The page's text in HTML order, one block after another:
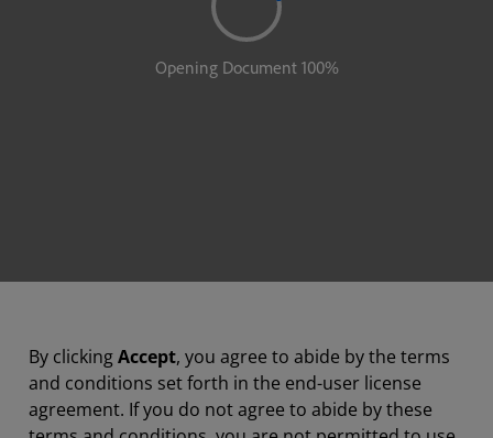
By clickingAccept, you agree to abide by the terms
and conditions set forth in the end-user license
agreement. If you do not agree to abide by these